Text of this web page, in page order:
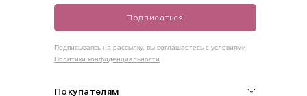
Как правильно себя обмерить
Измеряется по самым выступающим точкам.
Покупателям
Подписаться
Подписываясь на рассылку, вы соглашаетесь с условиями
Политики конфиденциальности